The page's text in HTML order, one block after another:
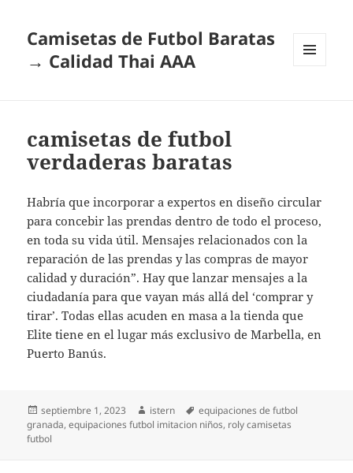
Camisetas de Futbol Baratas
→ Calidad Thai AAA
camisetas de futbol
verdaderas baratas
Habría que incorporar a expertos en diseño circular
para concebir las prendas dentro de todo el proceso,
en toda su vida útil. Mensajes relacionados con la
reparación de las prendas y las compras de mayor
calidad y duración”. Hay que lanzar mensajes a la
ciudadanía para que vayan más allá del ‘comprar y
tirar’. Todas ellas acuden en masa a la tienda que
Elite tiene en el lugar más exclusivo de Marbella, en
Puerto Banús.
Publicado
el
septiembre 1, 2023 Autor
istern Etiquetas
equipaciones de futbol
granada,equipaciones futbol imitacion niños, roly camisetas
futbol